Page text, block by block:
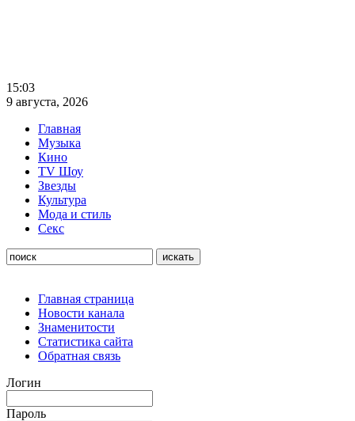
15:03
9 августа, 2026
Главная
Музыка
Кино
TV Шоу
Звезды
Культура
Мода и стиль
Секс
Главная страница
Новости канала
Знаменитости
Статистика сайта
Обратная связь
Логин
Пароль